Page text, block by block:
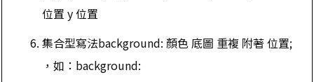
位置 y 位置
集合型寫法background: 顏色 底圖 重複 附著 位置;
，如：background: